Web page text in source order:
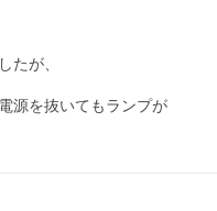
たが、
源を抜いてもランプが